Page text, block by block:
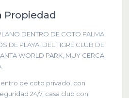
Propiedad
DENTRO DE COTO PALMA
DE PLAYA, DEL TIGRE CLUB DE
WORLD PARK, MUY CERCA
de coto privado, con
24/7, casa club con